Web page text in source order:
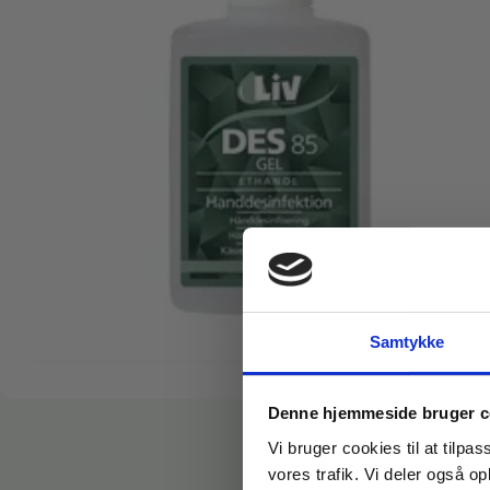
Samtykke
Denne hjemmeside bruger
Vi bruger cookies til at
vores trafik. Vi deler også